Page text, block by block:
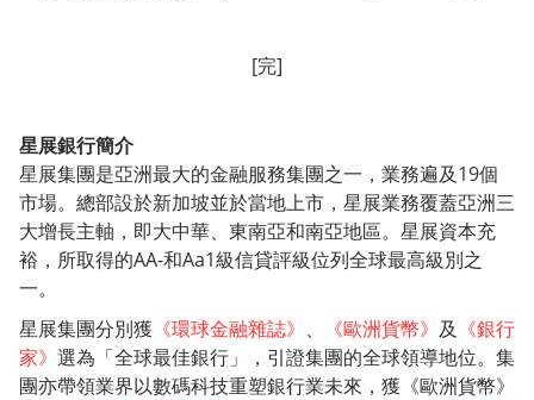
[完]
星展銀行簡介
星展集團是亞洲最大的金融服務集團之一，業務遍及19個
市場。總部設於新加坡並於當地上市，星展業務覆蓋亞洲三
大增長主軸，即大中華、東南亞和南亞地區。星展資本充
裕，所取得的AA-和Aa1級信貸評級位列全球最高級別之
一。
星展集團分別獲 《環球金融雜誌》 、 《歐洲貨幣》 及 《銀行
家》 選為「全球最佳銀行」，引證集團的全球領導地位。集
團亦帶領業界以數碼科技重塑銀行業未來，獲《歐洲貨幣》